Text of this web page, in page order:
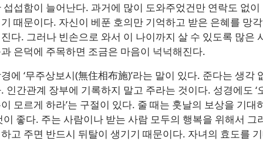
섭섭함이 늘어난다. 과거에 많이 도와주었건만 연락도 없
때문이다. 자신이 베푼 호의만 기억하고 받은 은혜를 망
다. 그러나 빈손으로 와서 이 나이까지 살 수 있도록 많은
은덕에 주목하면 조금은 마음이 넉넉해진다.
에 ‘무주상보시(無住相布施)’라는 말이 있다. 준다는 생각
인간관계 장부에 기록하지 말고 주라는 것이다. 성경에도 ‘
모르게 하라’는 구절이 있다. 줄 때는 훗날의 보상을 기대
이 좋다. 주는 사람이나 받는 사람 모두의 행복을 위해서 그
고 주면 반드시 뒤탈이 생기기 때문이다. 자녀의 효도를